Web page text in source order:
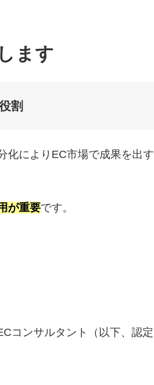
ます
割
化によりEC市場で成果を出す
が重要です。
コンサルタント（以下、認定